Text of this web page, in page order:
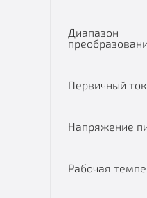
Диапазон
Первичный ток
Напряжение
Рабочая